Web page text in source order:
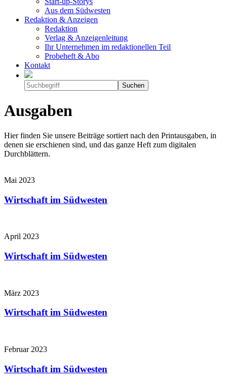
Aus dem Südwesten
Redaktion & Anzeigen
Redaktion
Verlag & Anzeigenleitung
Ihr Unternehmen im redaktionellen Teil
Probeheft & Abo
Kontakt
Ausgaben
Hier finden Sie unsere Beiträge sortiert nach den Printausgaben, in
denen sie erschienen sind, und das ganze Heft zum digitalen
Durchblättern.
Mai 2023
Wirtschaft im Südwesten
April 2023
Wirtschaft im Südwesten
März 2023
Wirtschaft im Südwesten
Februar 2023
Wirtschaft im Südwesten